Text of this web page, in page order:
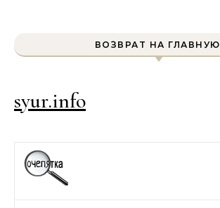
ВОЗВРАТ НА ГЛАВНУЮ
syur.info